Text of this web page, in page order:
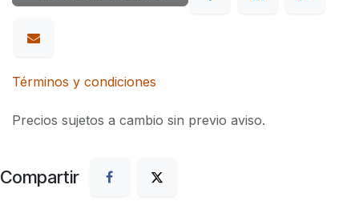
Términos y condiciones
Precios sujetos a cambio sin previo aviso.
Compartir